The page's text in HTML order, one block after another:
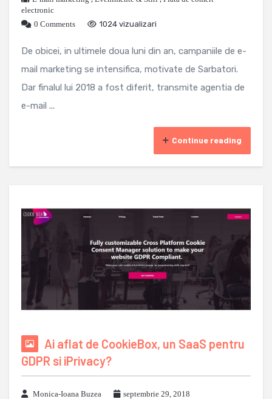
electronic
0 Comments
1024 vizualizari
De obicei, in ultimele doua luni din an, campaniile de e-
mail marketing se intensifica, motivate de Sarbatori.
Dar finalul lui 2018 a fost diferit, transmite agentia de
e-mail ...
Continue reading
Ai aflat de CookieBox, un SaaS pentru
GDPR si iPrivacy?
Monica-Ioana Buzea
septembrie 29, 2018